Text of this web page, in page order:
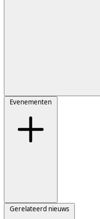
Evenementen
Gerelateerd nieuws